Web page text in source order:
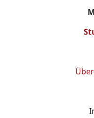
Über